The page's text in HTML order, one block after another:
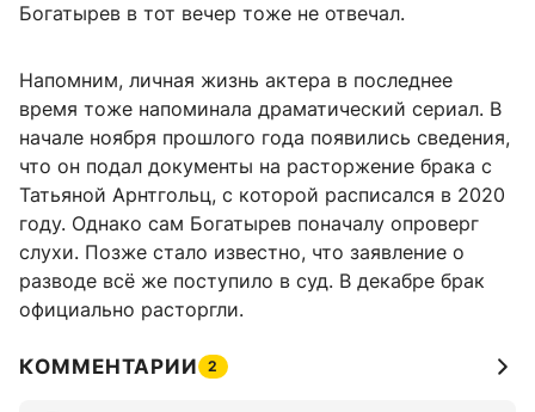
Богатырев в тот вечер тоже не отвечал.
Напомним, личная жизнь актера в последнее
время тоже напоминала драматический сериал. В
начале ноября прошлого года появились сведения,
что он подал документы на расторжение брака с
Татьяной Арнтгольц, с которой расписался в 2020
году. Однако сам Богатырев поначалу опроверг
слухи. Позже стало известно, что заявление о
разводе всё же поступило в суд. В декабре брак
официально расторгли.
КОММЕНТАРИИ 2